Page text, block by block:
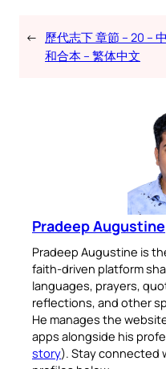
← 歷代志下 章節 – 20 –
和合本 – 繁体中文
Pradeep Augustine
Pradeep Augustine is
faith-driven platform
languages, prayers,
reflections, and other
He manages the
apps alongside his
story). Stay connected